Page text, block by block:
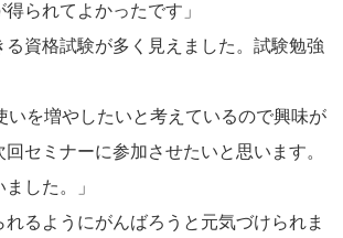
得られてよかったです」
る資格試験が多く見えました。試験勉強
いを増やしたいと考えているので興味が
セミナーに参加させたいと思います。
した。」
れるようにがんばろうと元気づけられま